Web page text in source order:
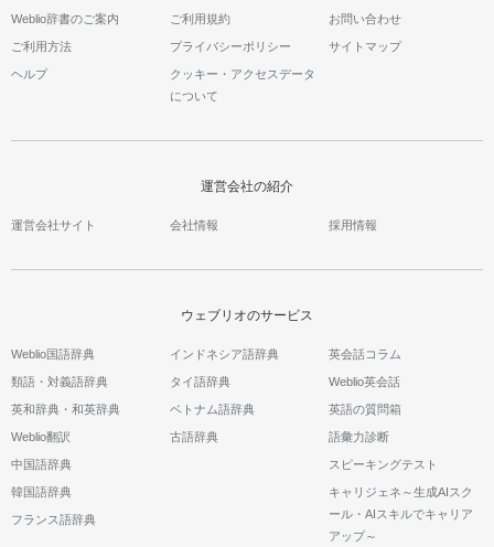
Weblio辞書のご案内 ご利用規約 お問い合わせ
ご利用方法 プライバシーポリシー サイトマップ
ヘルプ
クッキー・アクセスデータ
について
運営会社の紹介
運営会社サイト 会社情報 採用情報
ウェブリオのサービス
Weblio国語辞典
類語・対義語辞典
英和辞典・和英辞典
Weblio翻訳
中国語辞典
韓国語辞典
フランス語辞典
インドネシア語辞典
タイ語辞典
ベトナム語辞典
古語辞典
英会話コラム
Weblio英会話
英語の質問箱
語彙力診断
スピーキングテスト
キャリジェネ～生成AIスク
ール・AIスキルでキャリア
アップ～